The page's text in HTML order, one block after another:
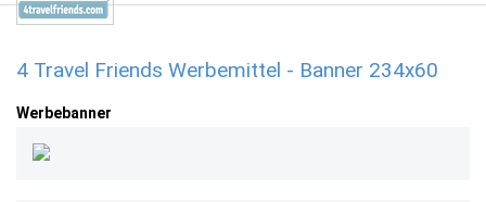
4 Travel Friends Werbemittel - Banner 234x60
Werbebanner